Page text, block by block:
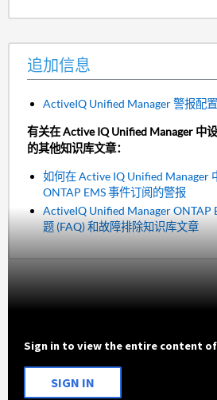
追加信息
ActiveIQ Unified Manager 警报配
有关在 Active IQ Unified Manager 中
的其他知识库文章：
如何在 Active IQ Unified Manager
ONTAP EMS 事件订阅的警报
ActiveIQ Unified Manager ONTAP
题 (FAQ) 和故障排除知识库文章
Sign in to view the entire content
SIGN IN